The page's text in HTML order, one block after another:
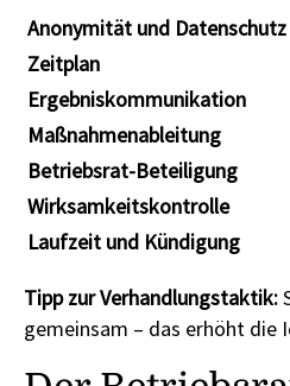
Anonymität und Datenschutz
Zeitplan
Ergebniskommunikation
Maßnahmenableitung
Betriebsrat-Beteiligung
Wirksamkeitskontrolle
Laufzeit und Kündigung
Tipp zur Verhandlungstaktik:
gemeinsam – das erhöht